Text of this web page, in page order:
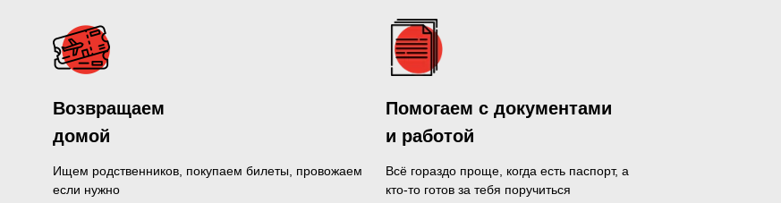
Ищем родственников, покупаем билеты, провожаем
если нужно
Всё гораздо проще, когда есть паспорт, а
кто-то готов за тебя поручиться
Возвращаем
домой
Помогаем с документами
и работой
и продолжаем это делать каждый день